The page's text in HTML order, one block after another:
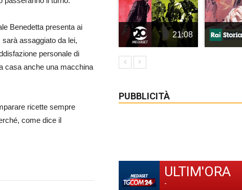
Benedetta presenta ai
assaggiato da lei,
personale di
casa anche una macchina
ricette sempre
come dice il
21:08
PUBBLICITÀ
ULTIM'ORA
-